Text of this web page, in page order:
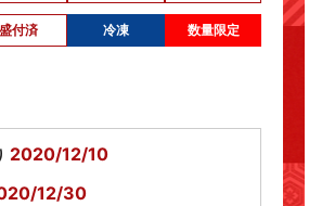
盛付済 冷凍 数量限定
2020/12/10
12/30